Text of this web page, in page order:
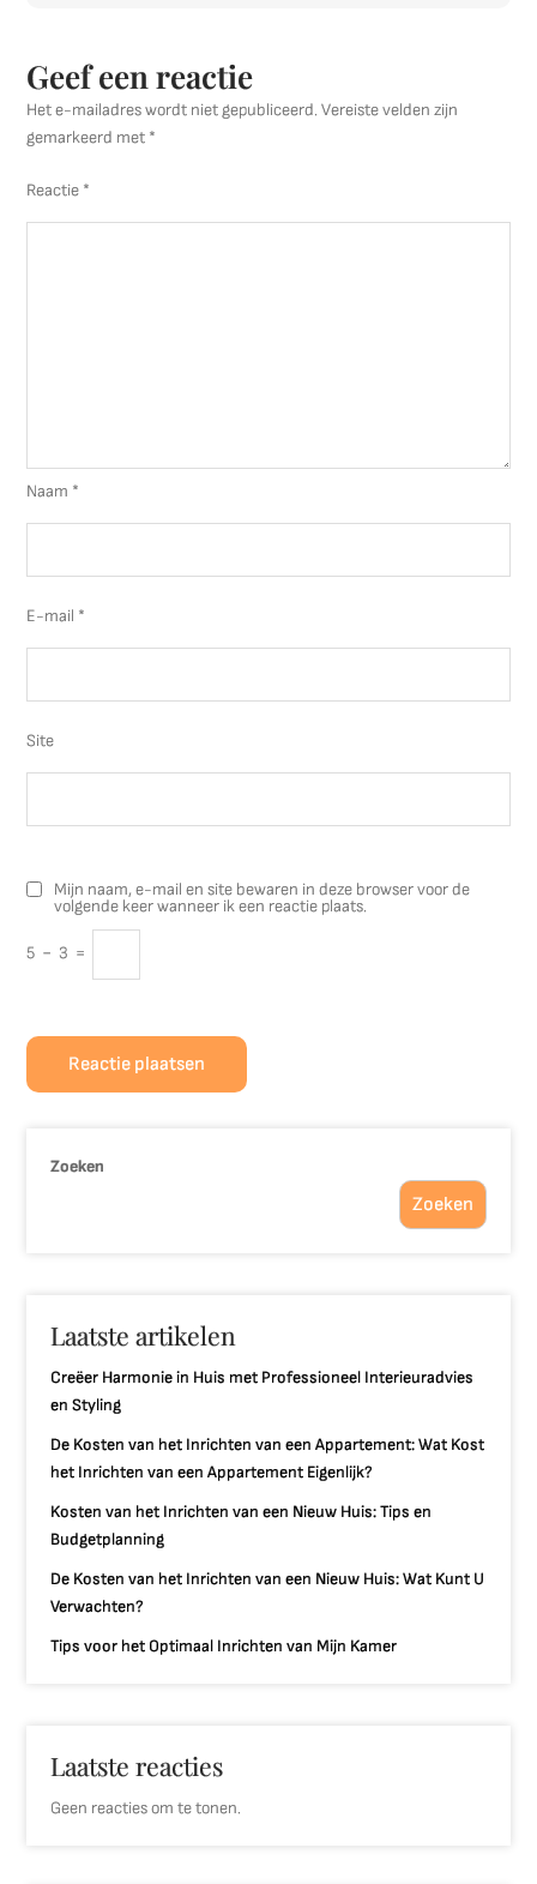
Geef een reactie
Het e-mailadres wordt niet gepubliceerd. Vereiste velden zijn
gemarkeerd met *
Reactie *
Naam *
E-mail *
Site
Mijn naam, e-mail en site bewaren in deze browser voor de
volgende keer wanneer ik een reactie plaats.
5 − 3 =
Zoeken
Zoeken
Laatste artikelen
Creëer Harmonie in Huis met Professioneel Interieuradvies
en Styling
De Kosten van het Inrichten van een Appartement: Wat Kost
het Inrichten van een Appartement Eigenlijk?
Kosten van het Inrichten van een Nieuw Huis: Tips en
Budgetplanning
De Kosten van het Inrichten van een Nieuw Huis: Wat Kunt U
Verwachten?
Tips voor het Optimaal Inrichten van Mijn Kamer
Laatste reacties
Geen reacties om te tonen.